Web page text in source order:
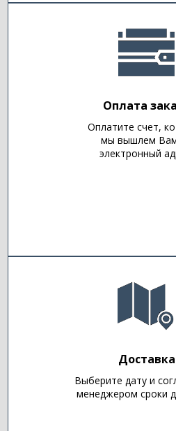
Оплата
Оплатите счет,
мы вышлем
электронный
Доставка
Выберите дату и
менеджером сроки